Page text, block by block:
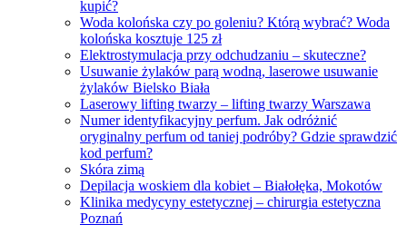
kupić?
Woda kolońska czy po goleniu? Którą wybrać? Woda
kolońska kosztuje 125 zł
Elektrostymulacja przy odchudzaniu – skuteczne?
Usuwanie żylaków parą wodną, laserowe usuwanie
żylaków Bielsko Biała
Laserowy lifting twarzy – lifting twarzy Warszawa
Numer identyfikacyjny perfum. Jak odróżnić
oryginalny perfum od taniej podróby? Gdzie sprawdzić
kod perfum?
Skóra zimą
Depilacja woskiem dla kobiet – Białołęka, Mokotów
Klinika medycyny estetycznej – chirurgia estetyczna
Poznań